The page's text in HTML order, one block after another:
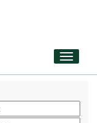
Toggle